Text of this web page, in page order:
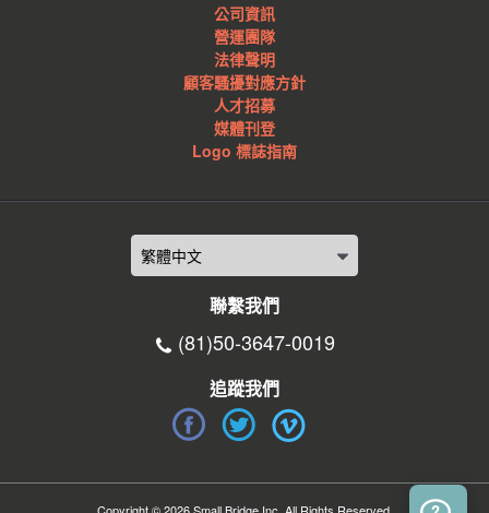
公司資訊
營運團隊
法律聲明
顧客騷擾對應方針
人才招募
媒體刊登
Logo 標誌指南
聯繫我們
(81)50-3647-0019
追蹤我們
Copyright © 2026 Small Bridge Inc. All Rights Reserved.